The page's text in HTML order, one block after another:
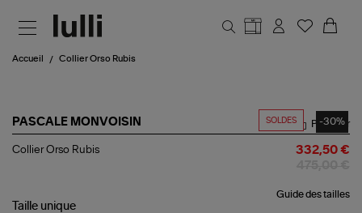
Accueil Collier Orso Rubis
SOLDES -30%
PASCALE MONVOISIN
Collier
Partager
Collier Orso Rubis 332,50 €
Guide des tailles
Taille unique